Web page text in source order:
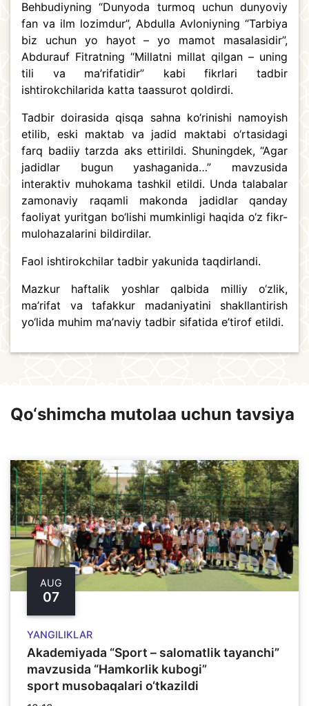
Behbudiyning “Dunyoda turmoq uchun dunyoviy
fan va ilm lozimdur”, Abdulla Avloniyning “Tarbiya
biz uchun yo hayot – yo mamot masalasidir”,
Abdurauf Fitratning “Millatni millat qilgan – uning
tili va ma’rifatidir” kabi fikrlari tadbir
ishtirokchilarida katta taassurot qoldirdi.
Tadbir doirasida qisqa sahna ko‘rinishi namoyish
etilib, eski maktab va jadid maktabi o‘rtasidagi
farq badiiy tarzda aks ettirildi. Shuningdek, “Agar
jadidlar bugun yashaganida…” mavzusida
interaktiv muhokama tashkil etildi. Unda talabalar
zamonaviy raqamli makonda jadidlar qanday
faoliyat yuritgan bo‘lishi mumkinligi haqida o‘z fikr-
mulohazalarini bildirdilar.
Faol ishtirokchilar tadbir yakunida taqdirlandi.
Mazkur haftalik yoshlar qalbida milliy o‘zlik,
ma’rifat va tafakkur madaniyatini shakllantirish
yo‘lida muhim ma’naviy tadbir sifatida e’tirof etildi.
Qo‘shimcha mutolaa uchun tavsiya
AUG
07
YANGILIKLAR
Akademiyada “Sport – salomatlik tayanchi”
mavzusida “Hamkorlik kubogi”
sport musobaqalari o‘tkazildi